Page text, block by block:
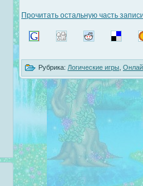
Прочитать остальную часть
Рубрика: Логические игры